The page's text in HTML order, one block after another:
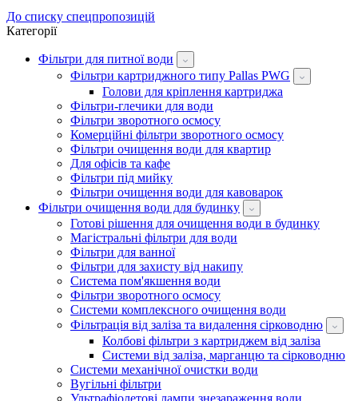
До списку спецпропозицій
Категорії
Фільтри для питної води
Фільтри картриджного типу Pallas PWG
Голови для кріплення картриджа
Фільтри-глечики для води
Фільтри зворотного осмосу
Комерційні фільтри зворотного осмосу
Фільтри очищення води для квартир
Для офісів та кафе
Фільтри під мийку
Фільтри очищення води для кавоварок
Фільтри очищення води для будинку
Готові рішення для очищення води в будинку
Магістральні фільтри для води
Фільтри для ванної
Фільтри для захисту від накипу
Система пом'якшення води
Фільтри зворотного осмосу
Системи комплексного очищення води
Фільтрація від заліза та видалення сірководню
Колбові фільтри з картриджем від заліза
Системи від заліза, марганцю та сірководню
Системи механічної очистки води
Вугільні фільтри
Ультрафіолетові лампи знезараження води